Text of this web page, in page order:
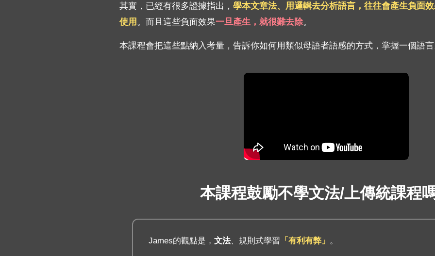
其實，已經有很多證據指出， 學本文章法、用邏輯去分析語言，往往會產生負面
使用 。而且這些負面效果一旦產生，就很難去除。
本課程會把這些點納入考量，告訴你如何用類似母語者語感的方式，掌握一個語
本課程鼓勵不學文法/上傳統課程
James的觀點是， 文法、規則式學習 「有利有弊」 。